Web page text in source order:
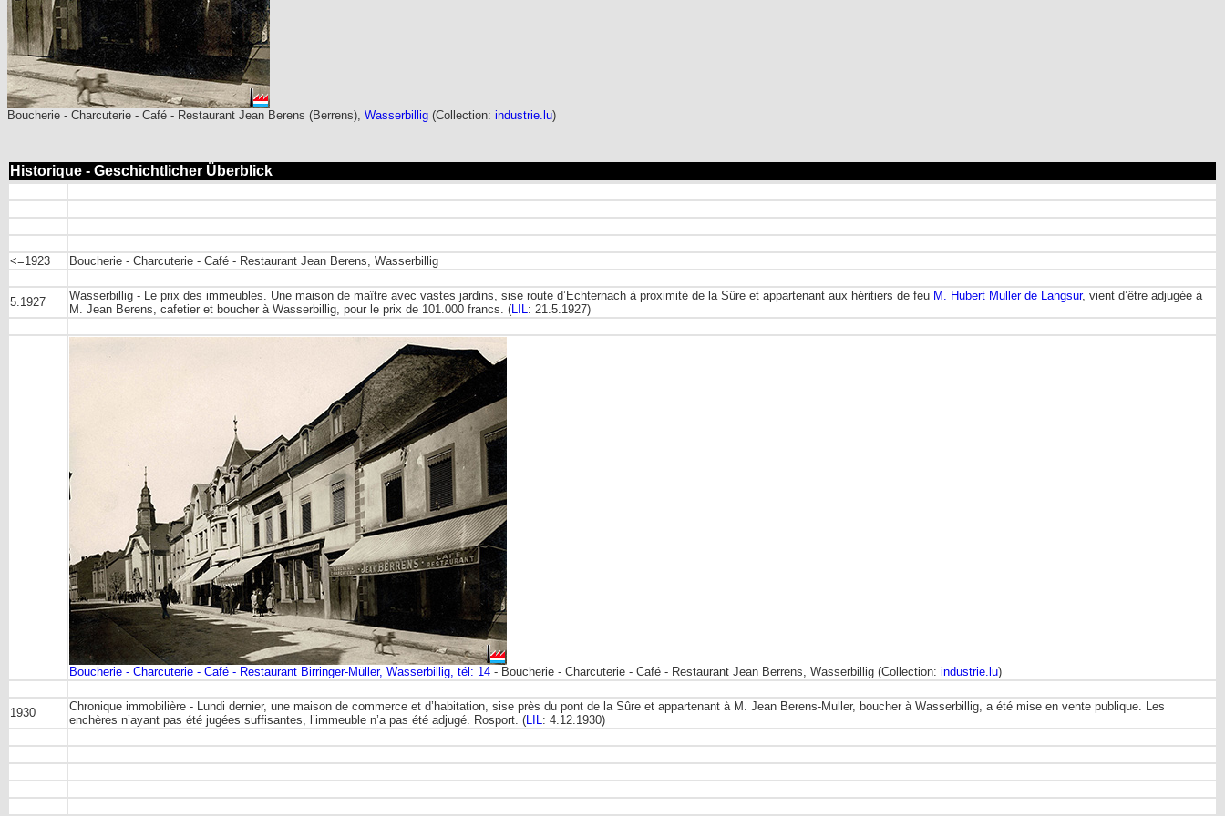
Boucherie - Charcuterie - Café - Restaurant Jean Berens (Berrens), Wasserbillig (Collection: industrie.lu)
Historique - Geschichtlicher Überblick
<=1923 Boucherie - Charcuterie - Café - Restaurant Jean Berens, Wasserbillig
5.1927 Wasserbillig - Le prix des immeubles. Une maison de maître avec vastes jardins, sise route d’Echternach à proximité de la Sûre et appartenant aux héritiers de feu M. Hubert Muller de Langsur, vient d’être adjugée à
M. Jean Berens, cafetier et boucher à Wasserbillig, pour le prix de 101.000 francs. (LIL: 21.5.1927)
Boucherie - Charcuterie - Café - Restaurant Birringer-Müller, Wasserbillig, tél: 14 - Boucherie - Charcuterie - Café - Restaurant Jean Berrens, Wasserbillig (Collection: industrie.lu)
1930
Chronique immobilière - Lundi dernier, une maison de commerce et d’habitation, sise près du pont de la Sûre et appartenant à M. Jean Berens-Muller, boucher à Wasserbillig, a été mise en vente publique. Les
enchères n’ayant pas été jugées suffisantes, l’immeuble n’a pas été adjugé. Rosport. (LIL: 4.12.1930)